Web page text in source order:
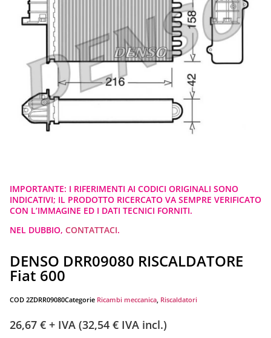
IMPORTANTE: I RIFERIMENTI AI CODICI ORIGINALI SONO
INDICATIVI; IL PRODOTTO RICERCATO VA SEMPRE VERIFICATO
CON L’IMMAGINE ED I DATI TECNICI FORNITI.
NEL DUBBIO, CONTATTACI.
DENSO DRR09080 RISCALDATORE
Fiat 600
COD 2ZDRR09080Categorie Ricambi meccanica, Riscaldatori
26,67 € + IVA (32,54 € IVA incl.)